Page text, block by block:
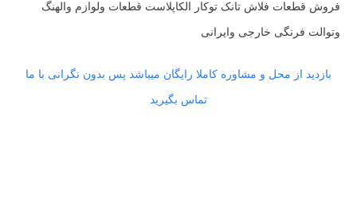
فروش قطعات فلاش تانک توکار الکاپلاست قطعات ولوازم والهنگ
وتوالت فرنگی خارجی وایرانی
بازدید از محل و مشاوره کاملا رایگان میباشد پس بدون نگرانی با ما
تماس بگیرید